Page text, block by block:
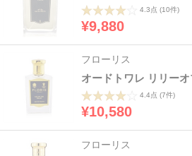
4.3点 (10件)
¥9,880
フローリス
オードトワレ リリー
4.4点 (7件)
¥10,580
フローリス